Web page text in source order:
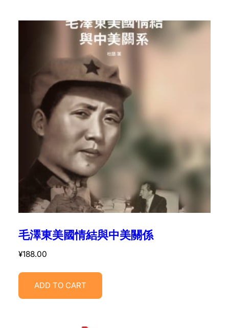
毛澤東美國情結與中美關係
¥188.00
ADD TO CART